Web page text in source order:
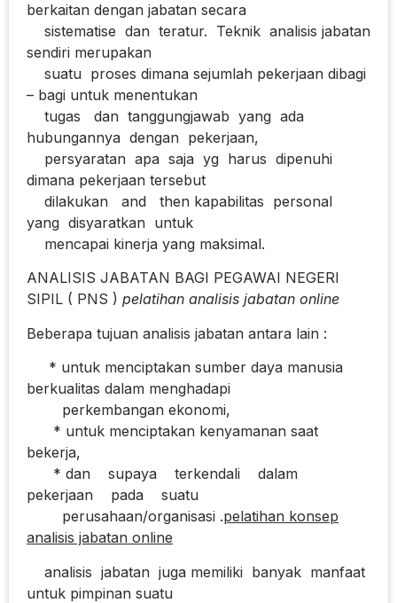
berkaitan dengan jabatan secara
sistematise dan teratur. Teknik analisis jabatan
sendiri merupakan
suatu proses dimana sejumlah pekerjaan dibagi
– bagi untuk menentukan
tugas dan tanggungjawab yang ada
hubungannya dengan pekerjaan,
persyaratan apa saja yg harus dipenuhi
dimana pekerjaan tersebut
dilakukan and then kapabilitas personal
yang disyaratkan untuk
mencapai kinerja yang maksimal.
ANALISIS JABATAN BAGI PEGAWAI NEGERI
SIPIL ( PNS ) pelatihan analisis jabatan online
Beberapa tujuan analisis jabatan antara lain :
* untuk menciptakan sumber daya manusia
berkualitas dalam menghadapi
perkembangan ekonomi,
* untuk menciptakan kenyamanan saat
bekerja,
* dan supaya terkendali dalam
pekerjaan pada suatu
perusahaan/organisasi .pelatihan konsep
analisis jabatan online
analisis jabatan juga memiliki banyak manfaat
untuk pimpinan suatu